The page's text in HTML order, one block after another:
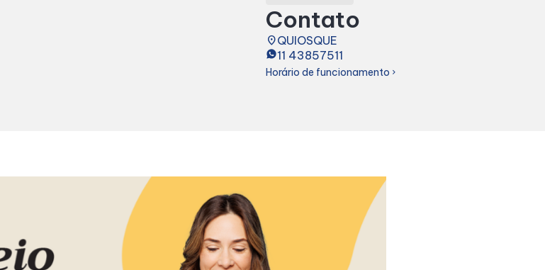
Contato
placeQUIOSQUE
11 43857511
Horário de funcionamento chevron_right